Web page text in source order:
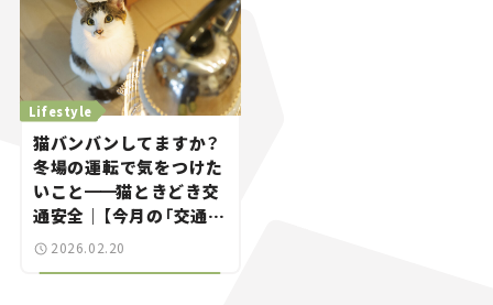
Lifestyle
猫バンバンしてますか？
冬場の運転で気をつけた
いこと━━猫ときどき交
通安全｜【今月の「交通ま
にゃ～」Vol.8】
2026.02.20